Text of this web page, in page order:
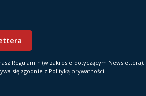
Regulamin (w zakresie dotyczącym Newslettera).
się zgodnie z Polityką prywatności.